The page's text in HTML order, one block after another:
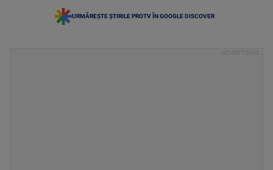
URMĂREȘTE ȘTIRILE PROTV ÎN GOOGLE DISCOVER